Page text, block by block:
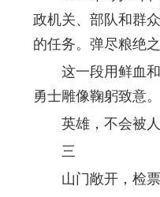
政机关、部队和群
的任务。弹尽粮绝
这一段用鲜血和
勇士雕像鞠躬致意。
英雄，不会被人
三
山门敞开，检票